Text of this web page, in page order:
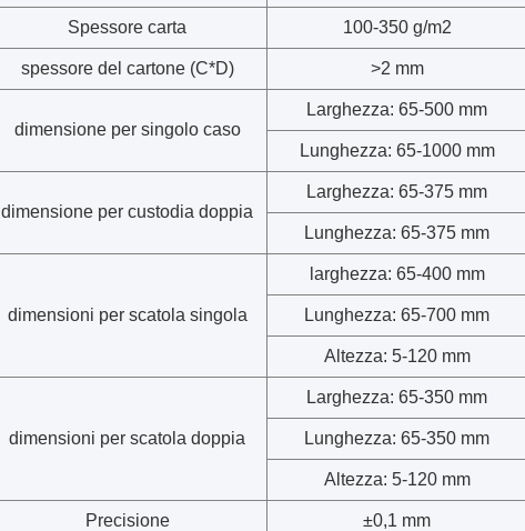
Spessore carta 100-350 g/m2
spessore del cartone (C*D) >2 mm
dimensione per singolo caso
Larghezza: 65-500 mm
Lunghezza: 65-1000 mm
dimensione per custodia doppia
Larghezza: 65-375 mm
Lunghezza: 65-375 mm
dimensioni per scatola singola
larghezza: 65-400 mm
Lunghezza: 65-700 mm
Altezza: 5-120 mm
dimensioni per scatola doppia
Larghezza: 65-350 mm
Lunghezza: 65-350 mm
Altezza: 5-120 mm
Precisione ±0,1 mm